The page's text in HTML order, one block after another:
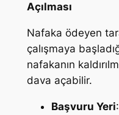
Açılması
Nafaka ödeyen
çalışmaya
nafakanın
dava açabilir.
Başvuru Yeri